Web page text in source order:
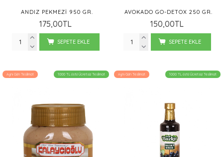
ANDIZ PEKMEZI 950 GR.
175,00TL
SEPETE EKLE
AVOKADO GO-DETOX 250 GR.
150,00TL
SEPETE EKLE
Aynı Gün Teslimat 1000 TL üstü Ücretsiz Teslimat Aynı Gün Teslimat 1000 TL üstü Ücretsiz Teslimat